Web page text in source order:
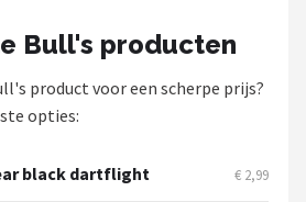
Bull's producten
product voor een scherpe prijs?
opties:
black dartflight € 2,99